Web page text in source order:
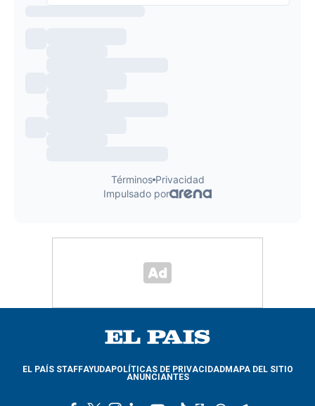
EL PAÍS STAFFAYUDAPOLÍTICAS DE PRIVACIDADMAPA DEL SITIO
ANUNCIANTES